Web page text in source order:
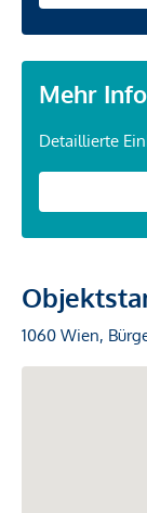
Mehr
Detaillierte
1060 Wien,